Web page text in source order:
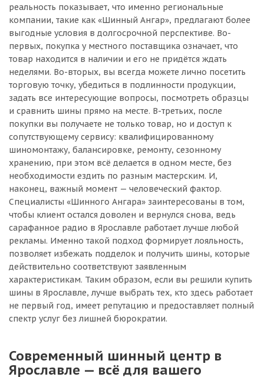
реальность показывает, что именно региональные
компании, такие как «Шинный Ангар», предлагают более
выгодные условия в долгосрочной перспективе. Во-
первых, покупка у местного поставщика означает, что
товар находится в наличии и его не придётся ждать
неделями. Во-вторых, вы всегда можете лично посетить
торговую точку, убедиться в подлинности продукции,
задать все интересующие вопросы, посмотреть образцы
и сравнить шины прямо на месте. В-третьих, после
покупки вы получаете не только товар, но и доступ к
сопутствующему сервису: квалифицированному
шиномонтажу, балансировке, ремонту, сезонному
хранению, при этом всё делается в одном месте, без
необходимости ездить по разным мастерским. И,
наконец, важный момент — человеческий фактор.
Специалисты «Шинного Ангара» заинтересованы в том,
чтобы клиент остался доволен и вернулся снова, ведь
сарафанное радио в Ярославле работает лучше любой
рекламы. Именно такой подход формирует лояльность,
позволяет избежать подделок и получить шины, которые
действительно соответствуют заявленным
характеристикам. Таким образом, если вы решили купить
шины в Ярославле, лучше выбрать тех, кто здесь работает
не первый год, имеет репутацию и предоставляет полный
спектр услуг без лишней бюрократии.
Современный шинный центр в
Ярославле — всё для вашего